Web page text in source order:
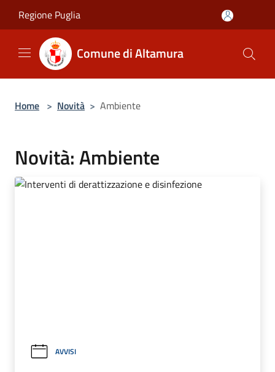
Regione Puglia
Comune di Altamura
Home > Novità > Ambiente
Novità: Ambiente
AVVISI